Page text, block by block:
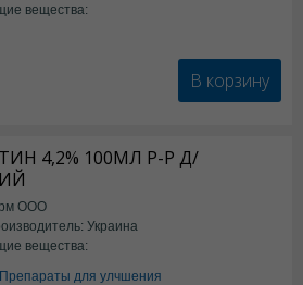
вещества:
В корзину
4,2% 100МЛ Р-Р Д/
ООО
Украина
вещества:
Препараты для улчшения